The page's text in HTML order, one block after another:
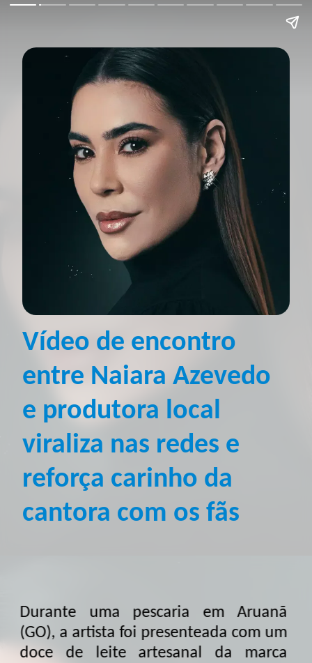
Vídeo de encontro
entre Naiara Azevedo
e produtora local
viraliza nas redes e
reforça carinho da
cantora com os fãs
Durante uma pescaria em Aruanã
(GO), a artista foi presenteada com um
doce de leite artesanal da marca